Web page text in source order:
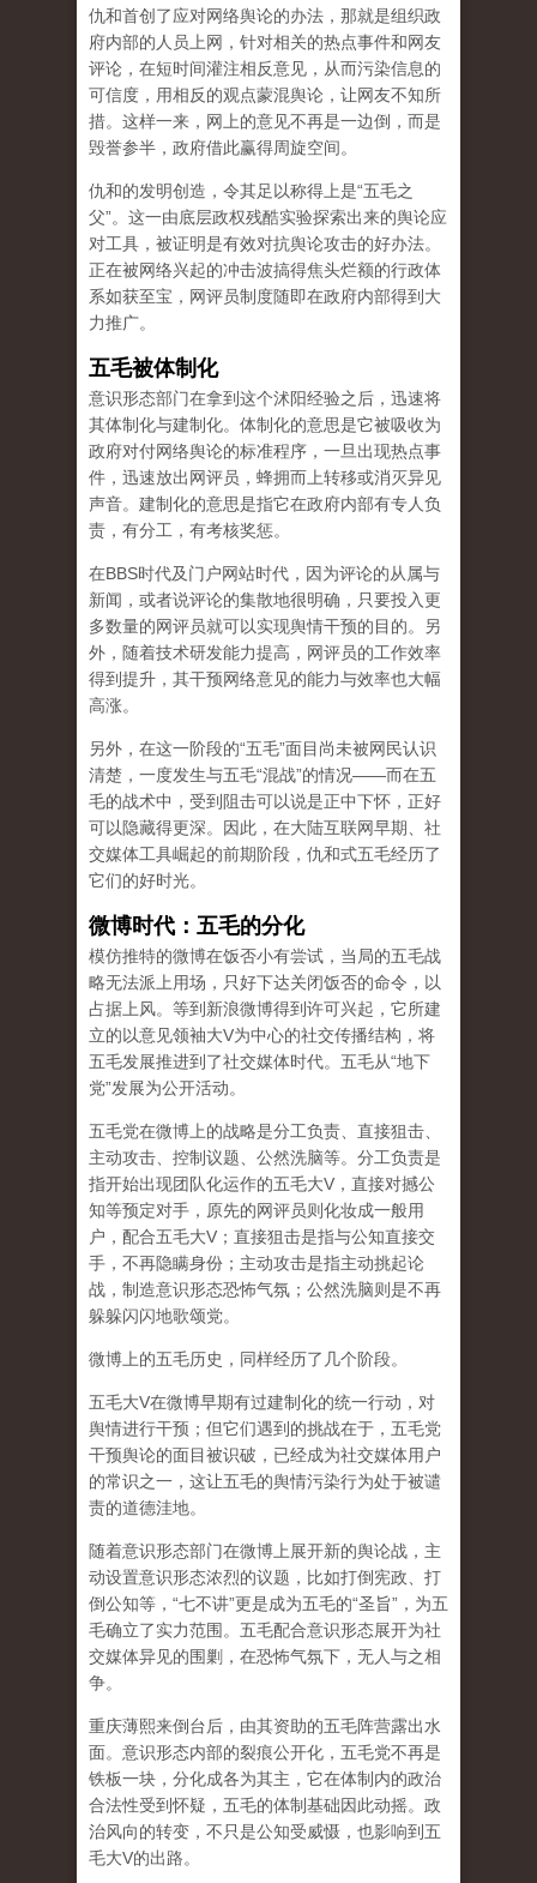
仇和首创了应对网络舆论的办法，那就是组织政
府内部的人员上网，针对相关的热点事件和网友
评论，在短时间灌注相反意见，从而污染信息的
可信度，用相反的观点蒙混舆论，让网友不知所
措。这样一来，网上的意见不再是一边倒，而是
毁誉参半，政府借此赢得周旋空间。
仇和的发明创造，令其足以称得上是“五毛之
父”。这一由底层政权残酷实验探索出来的舆论应
对工具，被证明是有效对抗舆论攻击的好办法。
正在被网络兴起的冲击波搞得焦头烂额的行政体
系如获至宝，网评员制度随即在政府内部得到大
力推广。
五毛被体制化
意识形态部门在拿到这个沭阳经验之后，迅速将
其体制化与建制化。体制化的意思是它被吸收为
政府对付网络舆论的标准程序，一旦出现热点事
件，迅速放出网评员，蜂拥而上转移或消灭异见
声音。建制化的意思是指它在政府内部有专人负
责，有分工，有考核奖惩。
在BBS时代及门户网站时代，因为评论的从属与
新闻，或者说评论的集散地很明确，只要投入更
多数量的网评员就可以实现舆情干预的目的。另
外，随着技术研发能力提高，网评员的工作效率
得到提升，其干预网络意见的能力与效率也大幅
高涨。
另外，在这一阶段的“五毛”面目尚未被网民认识
清楚，一度发生与五毛“混战”的情况——而在五
毛的战术中，受到阻击可以说是正中下怀，正好
可以隐藏得更深。因此，在大陆互联网早期、社
交媒体工具崛起的前期阶段，仇和式五毛经历了
它们的好时光。
微博时代：五毛的分化
模仿推特的微博在饭否小有尝试，当局的五毛战
略无法派上用场，只好下达关闭饭否的命令，以
占据上风。等到新浪微博得到许可兴起，它所建
立的以意见领袖大V为中心的社交传播结构，将
五毛发展推进到了社交媒体时代。五毛从“地下
党”发展为公开活动。
五毛党在微博上的战略是分工负责、直接狙击、
主动攻击、控制议题、公然洗脑等。分工负责是
指开始出现团队化运作的五毛大V，直接对撼公
知等预定对手，原先的网评员则化妆成一般用
户，配合五毛大V；直接狙击是指与公知直接交
手，不再隐瞒身份；主动攻击是指主动挑起论
战，制造意识形态恐怖气氛；公然洗脑则是不再
躲躲闪闪地歌颂党。
微博上的五毛历史，同样经历了几个阶段。
五毛大V在微博早期有过建制化的统一行动，对
舆情进行干预；但它们遇到的挑战在于，五毛党
干预舆论的面目被识破，已经成为社交媒体用户
的常识之一，这让五毛的舆情污染行为处于被谴
责的道德洼地。
随着意识形态部门在微博上展开新的舆论战，主
动设置意识形态浓烈的议题，比如打倒宪政、打
倒公知等，“七不讲”更是成为五毛的“圣旨”，为五
毛确立了实力范围。五毛配合意识形态展开为社
交媒体异见的围剿，在恐怖气氛下，无人与之相
争。
重庆薄熙来倒台后，由其资助的五毛阵营露出水
面。意识形态内部的裂痕公开化，五毛党不再是
铁板一块，分化成各为其主，它在体制内的政治
合法性受到怀疑，五毛的体制基础因此动摇。政
治风向的转变，不只是公知受威慑，也影响到五
毛大V的出路。